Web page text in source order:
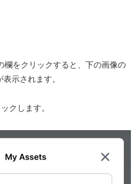
をクリックすると、下の画像の
示されます。
クします。